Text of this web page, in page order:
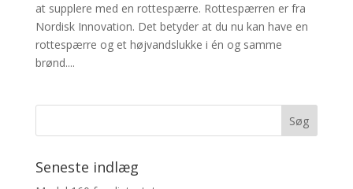
at supplere med en rottespærre. Rottespærren er fra
Nordisk Innovation. Det betyder at du nu kan have en
rottespærre og et højvandslukke i én og samme
brønd....
Seneste indlæg